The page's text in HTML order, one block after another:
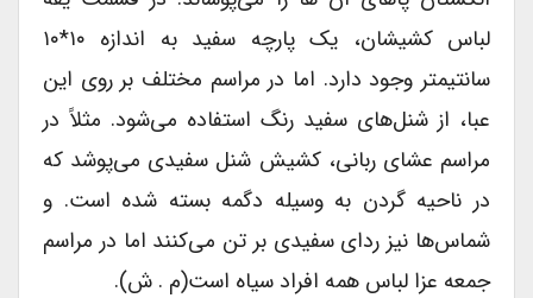
لباس کشیشان، یک پارچه سفید به اندازه ۱۰*۱۰
سانتیمتر وجود دارد. اما در مراسم مختلف بر روی این
عبا، از شنل‌های سفید رنگ استفاده می‌شود. مثلاً در
مراسم عشای ربانی، کشیش شنل سفیدی می‌پوشد که
در ناحیه گردن به وسیله دگمه بسته شده است. و
شماس‌ها نیز ردای سفیدی بر تن می‌کنند اما در مراسم
جمعه عزا لباس همه افراد سیاه است(م . ش).